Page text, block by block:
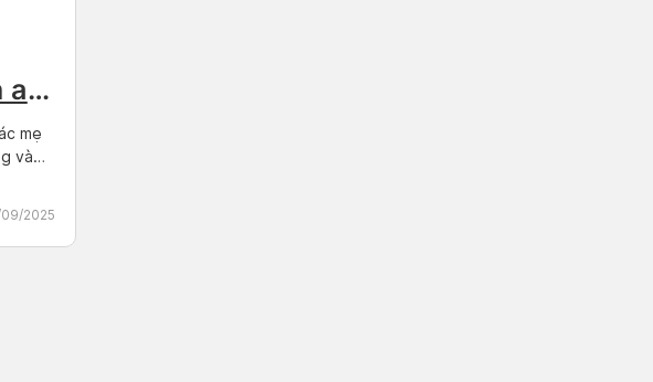
an
mẹ
và
2025